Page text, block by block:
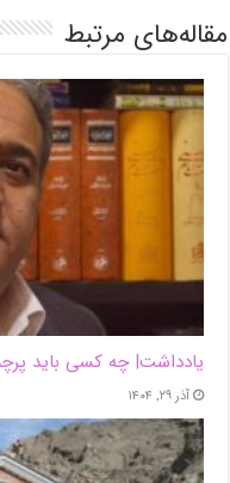
مقاله‌های مرتبط
یادداشت| ‌چه کسی باید
آذر ۲۹, ۱۴۰۴